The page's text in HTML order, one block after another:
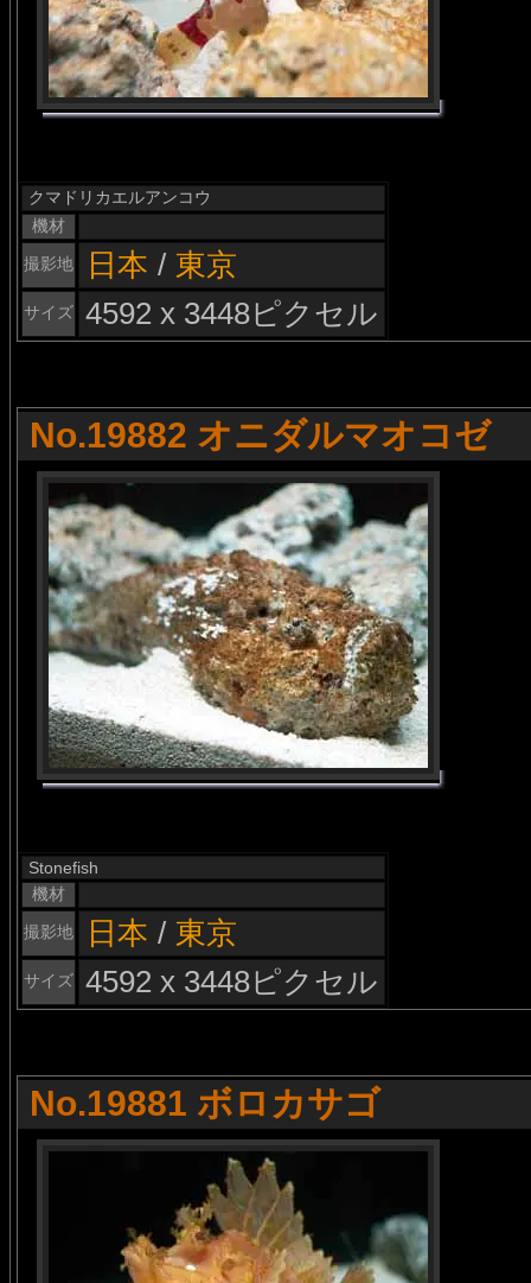
クマドリカエルアンコウ
機材
撮影地
日本 / 東京
サイズ 4592 x 3448ピクセル
No.19882 オニダルマオコゼ
Stonefish
機材
撮影地
日本 / 東京
サイズ 4592 x 3448ピクセル
No.19881 ボロカサゴ